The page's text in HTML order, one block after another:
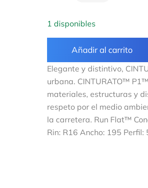
1 disponibles
Añadir al carrito
Elegante y distintivo,
urbana. CINTURATO™
materiales, estructuras y
respeto por el medio
la carretera. Run Flat™
Rin: R16 Ancho: 195 Perfil: